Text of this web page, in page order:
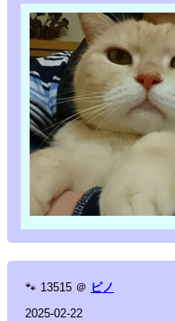
🐾 13515 ＠ ピノ
2025-02-22